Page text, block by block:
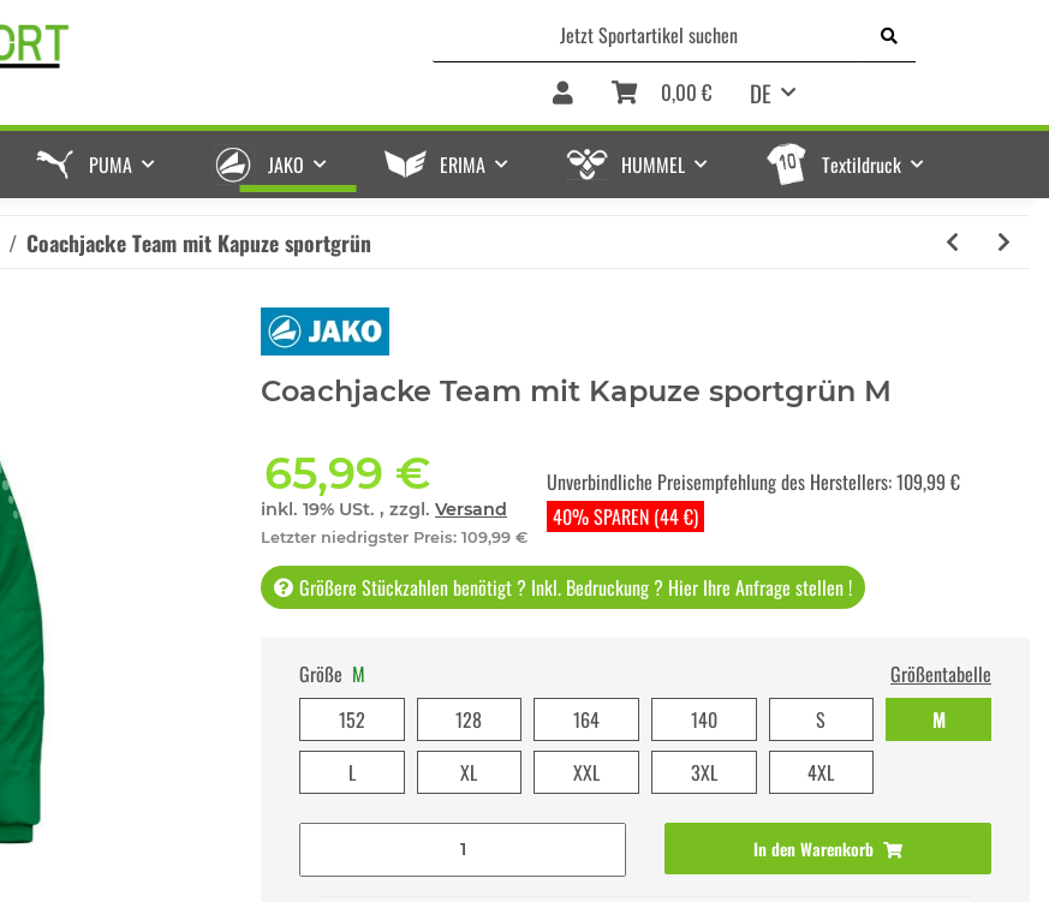
DE
0,00 €
PUMA JAKO ERIMA HUMMEL Textildruck
Coachjacke Team mit Kapuze sportgrün
Coachjacke Team mit Kapuze sportgrün M
65,99 €
inkl. 19% USt. , zzgl. Versand
Letzter niedrigster Preis: 109,99 €
40% SPAREN (44 €)
Unverbindliche Preisempfehlung des Herstellers:109,99 €
Größere Stückzahlen benötigt ? Inkl. Bedruckung ? Hier Ihre Anfrage stellen !
Größe M
Größentabelle
152
128 164 140 S
M
L
XL XXL 3XL 4XL
In den Warenkorb